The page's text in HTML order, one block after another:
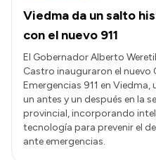
Viedma da un salto
con el nuevo 911
El Gobernador Alberto
Castro inauguraron el nuevo
Emergencias 911 en
un antes y un después en la
provincial, incorporando
tecnología para prevenir el
ante emergencias.